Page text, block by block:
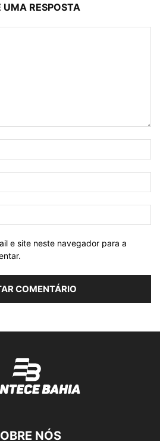
UMA RESPOSTA
e site neste navegador para a
NÓS